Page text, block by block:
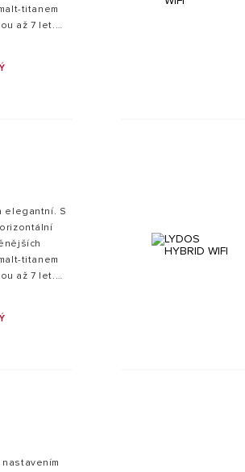
titanem
až 7 let.
elegantní. S
titanem
až 7 let.